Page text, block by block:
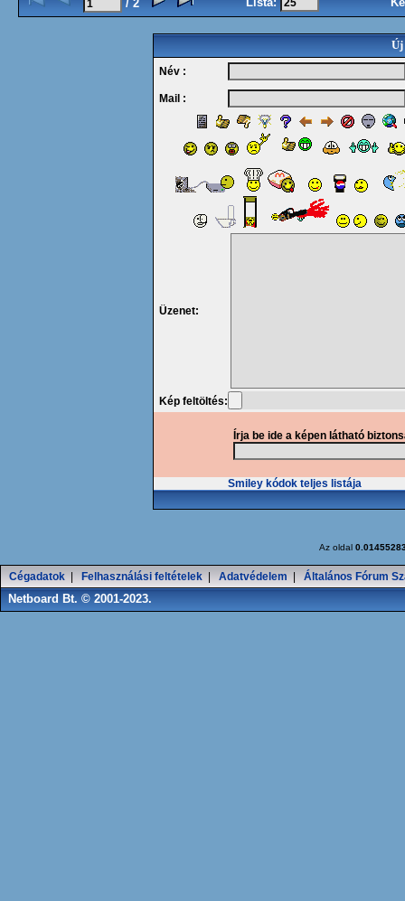
/ 2
Új
Név :
Mail :
Üzenet:
Kép feltöltés:
Írja be ide a képen látható
Smiley kódok teljes listája
Az oldal
Cégadatok Felhasználási feltételek Adatvédelem Általános Fórum
Netboard Bt. © 2001-2023.